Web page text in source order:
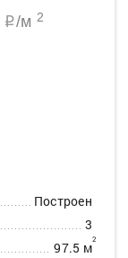
q/м 2
Построен
3
97.5 м2